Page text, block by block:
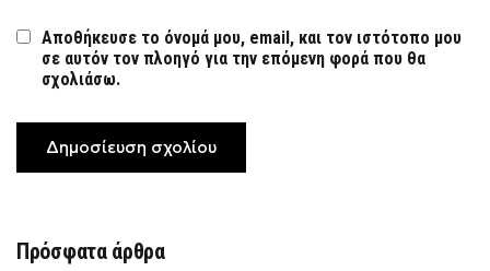
Αποθήκευσε το όνομά μου, email, και τον ιστότοπο μου
σε αυτόν τον πλοηγό για την επόμενη φορά που θα
σχολιάσω.
Πρόσφατα άρθρα